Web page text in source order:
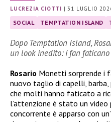
LUCREZIA CIOTTI |31 LUGLIO
SOCIAL TEMPTATION ISLAND
Dopo Temptation Island,
un look inedito: i fan faticano
Rosario Monetti sorprende i
nuovo taglio di capelli,
che molti hanno faticato a
l’attenzione è stato un video
concorrente è apparso con